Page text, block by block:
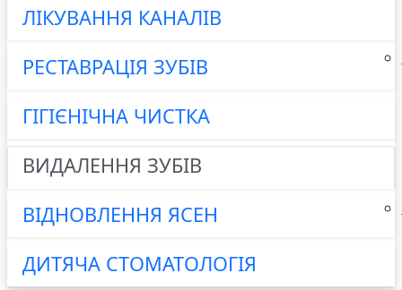
ЛІКУВАННЯ КАНАЛІВ
РЕСТАВРАЦІЯ ЗУБІВ
ГІГІЄНІЧНА ЧИСТКА
ВИДАЛЕННЯ ЗУБІВ
ВІДНОВЛЕННЯ ЯСЕН
ДИТЯЧА СТОМАТОЛОГІЯ